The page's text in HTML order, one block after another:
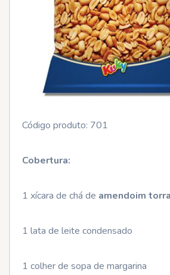
Código produto: 701
Cobertura:
1 xícara de chá de amendoim
1 lata de leite condensado
1 colher de sopa de margarina